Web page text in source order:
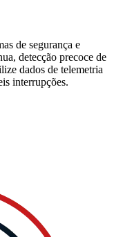
de segurança e
detecção precoce de
dados de telemetria
interrupções.